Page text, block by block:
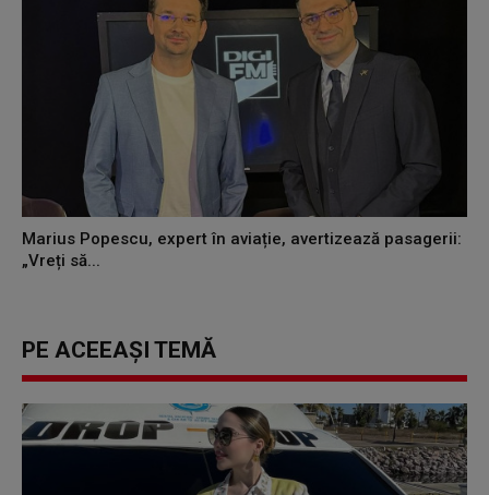
Marius Popescu, expert în aviație, avertizează pasagerii:
„Vreți să...
PE ACEEAȘI TEMĂ